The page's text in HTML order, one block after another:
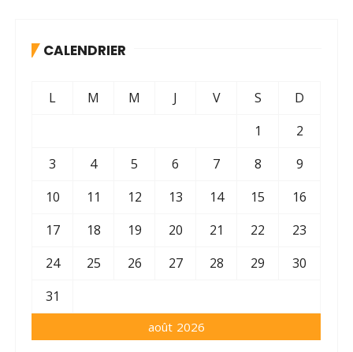
CALENDRIER
août 2026
L M M J V S
D
1
2
3
4 5 6 7 8
9
10
11 12 13 14 15
16
17
18 19 20 21 22
23
24
25 26 27 28 29
30
31